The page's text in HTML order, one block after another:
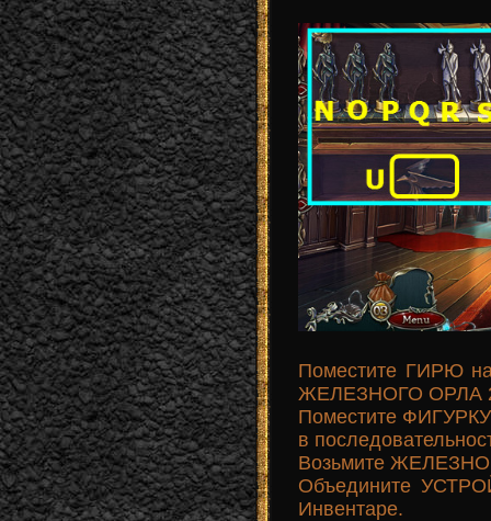
Поместите ГИРЮ
ЖЕЛЕЗНОГО ОРЛА
Поместите
в
Возьмите
Объедините
Инвентаре.